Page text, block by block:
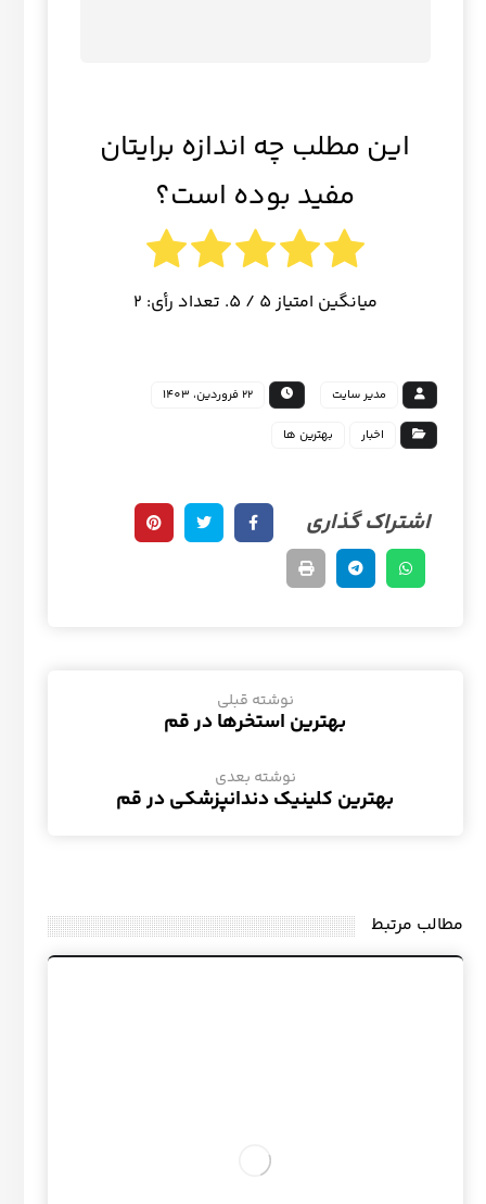
این مطلب چه اندازه برایتان
مفید بوده است؟
میانگین امتیاز 5 / 5. تعداد رأی: 2
مدیر سایت 22 فروردین، 1403
اخبار بهترین ها
نوشته قبلی
بهترین استخرها در قم
نوشته بعدی
بهترین کلینیک دندانپزشکی در قم
مطالب مرتبط